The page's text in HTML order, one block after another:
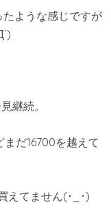
ような感じですが
継続。
だ16700を越えて
えてません(･_･)